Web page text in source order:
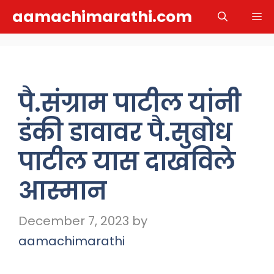
aamachimarathi.com
पै.संग्राम पाटील यांनी
डंकी डावावर पै.सुबोध
पाटील यास दाखविले
आस्मान
December 7, 2023 by
aamachimarathi